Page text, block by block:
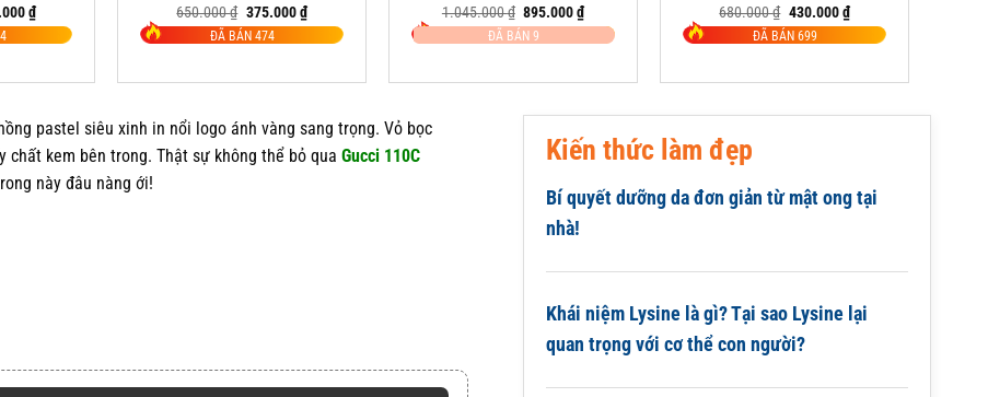
₫Giá
hiện
tại
trên
5
đánh
650.000₫ Giá
gốc
là:
375.000₫Giá
hiện
tại
ĐÃ BÁN 474
trên
5
đánh
1.045.000₫ Giá
gốc
là:
895.000₫Giá
hiện
tại
ĐÃ BÁN 9
trên
5
đánh
680.000₫ Giá
gốc
là:
430.000₫Giá
hiện
tại
ĐÃ BÁN 699
pastel siêu xinh in nổi logo ánh vàng sang trọng. Vỏ bọc
kem bên trong. Thật sự không thể bỏ qua Gucci 110C
này đâu nàng ới!
Kiến thức làm đẹp
Bí quyết dưỡng da đơn giản từ mật ong tại
nhà!
Khái niệm Lysine là gì? Tại sao Lysine lại
quan trọng với cơ thể con người?